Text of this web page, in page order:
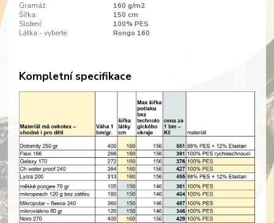
Gramáž:
160 g/m2
Šířka:
150 cm
Složení:
100% PES
Látka - vyberte:
Rongo 160
Kompletní specifikace